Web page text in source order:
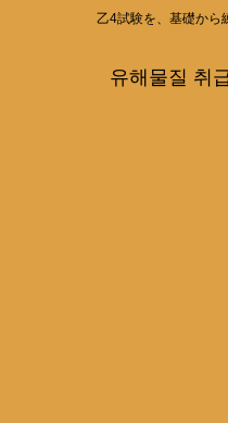
乙4試験を、基礎から
유해물질 취